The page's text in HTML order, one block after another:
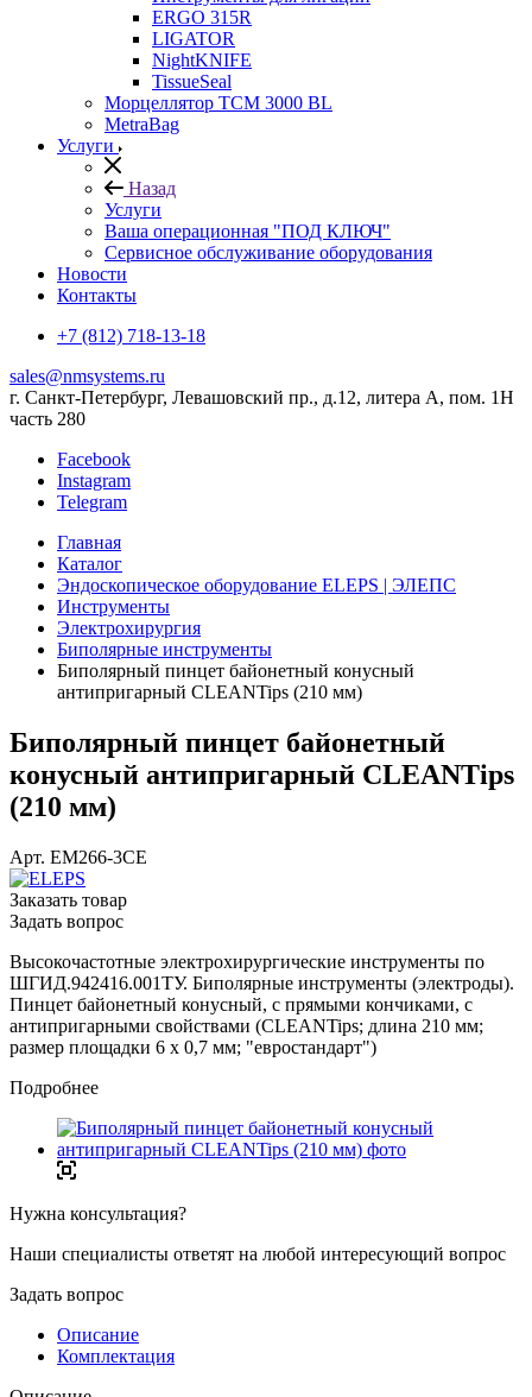
ERGO 315R
LIGATOR
NightKNIFE
TissueSeal
Морцеллятор ТСМ 3000 BL
MetraBag
Услуги
Назад
Услуги
Ваша операционная "ПОД КЛЮЧ"
Сервисное обслуживание оборудования
Новости
Контакты
+7 (812) 718-13-18
sales@nmsystems.ru
г. Санкт-Петербург, Левашовский пр., д.12, литера А, пом. 1Н
часть 280
Facebook
Instagram
Telegram
Главная
Каталог
Эндоскопическое оборудование ELEPS | ЭЛЕПС
Инструменты
Электрохирургия
Биполярные инструменты
Биполярный пинцет байонетный конусный
антипригарный CLEANTips (210 мм)
Биполярный пинцет байонетный
конусный антипригарный CLEANTips
(210 мм)
Арт. ЕМ266-3СЕ
Заказать товар
Задать вопрос
Высокочастотные электрохирургические инструменты по
ШГИД.942416.001ТУ. Биполярные инструменты (электроды).
Пинцет байонетный конусный, с прямыми кончиками, с
антипригарными свойствами (CLEANTips; длина 210 мм;
размер площадки 6 х 0,7 мм; "евростандарт")
Подробнее
Нужна консультация?
Наши специалисты ответят на любой интересующий вопрос
Задать вопрос
Описание
Комплектация